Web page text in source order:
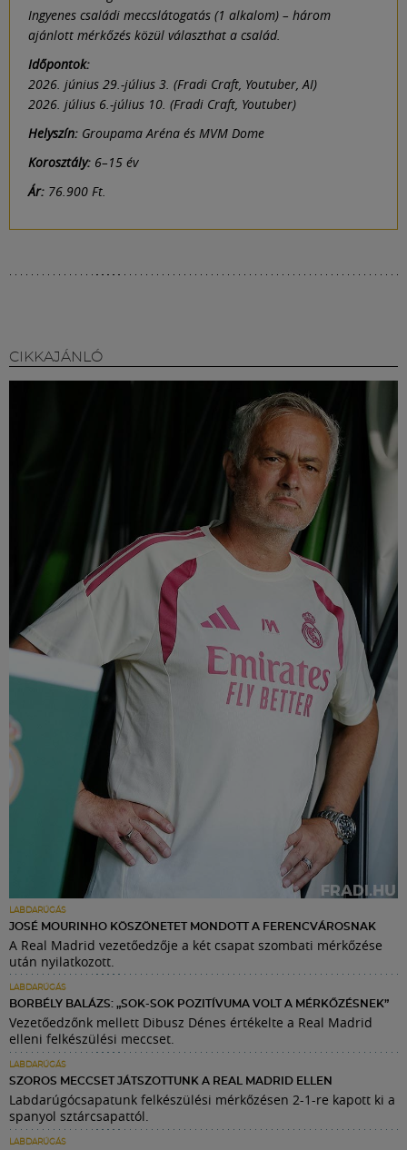
Ingyenes családi meccslátogatás (1 alkalom) – három
ajánlott mérkőzés közül választhat a család.
Időpontok:
2026. június 29.-július 3. (Fradi Craft, Youtuber, AI)
2026. július 6.-július 10. (Fradi Craft, Youtuber)
Helyszín: Groupama Aréna és MVM Dome
Korosztály: 6–15 év
Ár: 76.900 Ft.
CIKKAJÁNLÓ
LABDARÚGÁS
JOSÉ MOURINHO KÖSZÖNETET MONDOTT A FERENCVÁROSNAK
A Real Madrid vezetőedzője a két csapat szombati mérkőzése
után nyilatkozott.
LABDARÚGÁS
BORBÉLY BALÁZS: „SOK-SOK POZITÍVUMA VOLT A MÉRKŐZÉSNEK”
Vezetőedzőnk mellett Dibusz Dénes értékelte a Real Madrid
elleni felkészülési meccset.
LABDARÚGÁS
SZOROS MECCSET JÁTSZOTTUNK A REAL MADRID ELLEN
Labdarúgócsapatunk felkészülési mérkőzésen 2-1-re kapott ki a
spanyol sztárcsapattól.
LABDARÚGÁS